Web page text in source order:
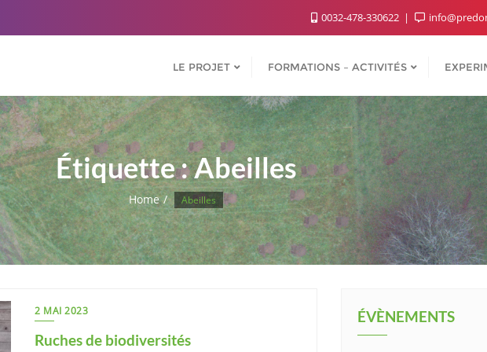
0032-478-330622
LE PROJET FORMATIONS – ACTIVITÉS
Étiquette :Abeilles
Home Abeilles
2 MAI 2023
Ruches de biodiversités
ÉVÈNEMENTS